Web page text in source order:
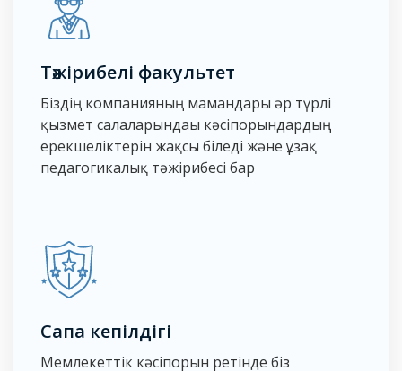
Тәжірибелі факультет
Біздің компанияның мамандары әр түрлі
қызмет салаларындағы кәсіпорындардың
ерекшеліктерін жақсы біледі және ұзақ
педагогикалық тәжірибесі бар
Сапа кепілдігі
Мемлекеттік кәсіпорын ретінде біз